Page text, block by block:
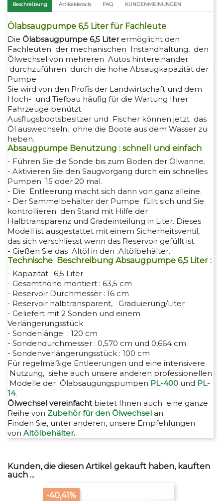
Beschreibung Artikeldetails FAQ KUNDENMEINUNGEN
Ölabsaugpumpe 6,5 Liter für Fachleute
Die Ölabsaugpumpe 6,5 Literermöglicht den
Fachleuten der mechanischen Instandhaltung, den
Ölwechsel von mehreren Autos hintereinander
durchzuführen durch die hohe Absaugkapazität der
Pumpe.
Sie wird von den Profis der Landwirtschaft und dem
Hoch- und Tiefbau häufig für die Wartung Ihrer
Fahrzeuge benützt.
Ausflugsbootsbesitzer und Fischer können jetzt das
Öl auswechseln, ohne die Boote aus dem Wasser zu
heben.
Absaugpumpe Benutzung : schnell und einfach
- Führen Sie die Sonde bis zum Boden der Ölwanne.
- Aktivieren Sie den Saugvorgang durch ein schnelles
Pumpen 15 oder 20 mal.
- Die Entleerung macht sich dann von ganz alleine.
- Der Sammelbehälter der Pumpe füllt sich und Sie
kontrollieren den Stand mit Hilfe der
Halbtransparenz und Gradeinteilung in Liter. Dieses
Modell ist ausgestattet mit einem Sicherheitsventil,
das sich verschliesst wenn das Reservoir gefüllt ist.
- Gießen Sie das Altöl in den Altölbehälter.
Technische Beschreibung Absaugpumpe 6,5 Liter :
- Kapazität : 6,5 Liter
- Gesamthöhe montiert : 63,5 cm
- Reservoir Durchmesser : 16 cm
- Reservoir halbtransparent, Graduierung/Liter
- Geliefert mit 2 Sonden und einem
Verlängerungsstück
- Sondenlänge : 120 cm
- Sondendurchmesser : 0,570 cm und 0,664 cm
- Sondenverlängerungsstück : 100 cm
Für regelmäßige Entleerungen und eine intensivere
Nutzung, siehe auch unsere anderen professionellen
Modelle der Ölabsaugungspumpen PL-400 und PL-
14.
Ölwechsel vereinfachtbietet Ihnen auch eine ganze
Reihe von Zubehör für den Ölwechsel an.
Finden Sie, unter anderen, unsere Empfehlungen
von Altölbehälter.
Kunden, die diesen Artikel gekauft haben, kauften
auch ...
-40,41%